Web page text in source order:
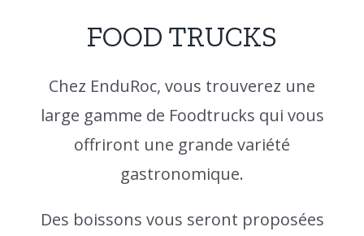
FOOD TRUCKS
Chez EnduRoc, vous trouverez une
large gamme de Foodtrucks qui vous
offriront une grande variété
gastronomique.
Des boissons vous seront proposées